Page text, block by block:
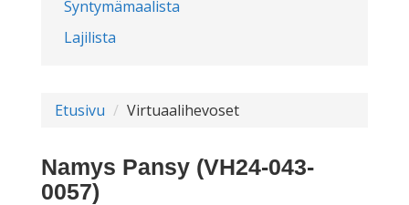
Syntymämaalista
Lajilista
Etusivu Virtuaalihevoset
Namys Pansy (VH24-043-
0057)